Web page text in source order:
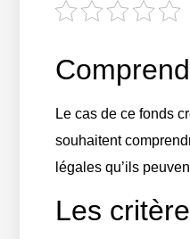
Le cas de ce fonds
souhaitent
légales qu’ils
Les